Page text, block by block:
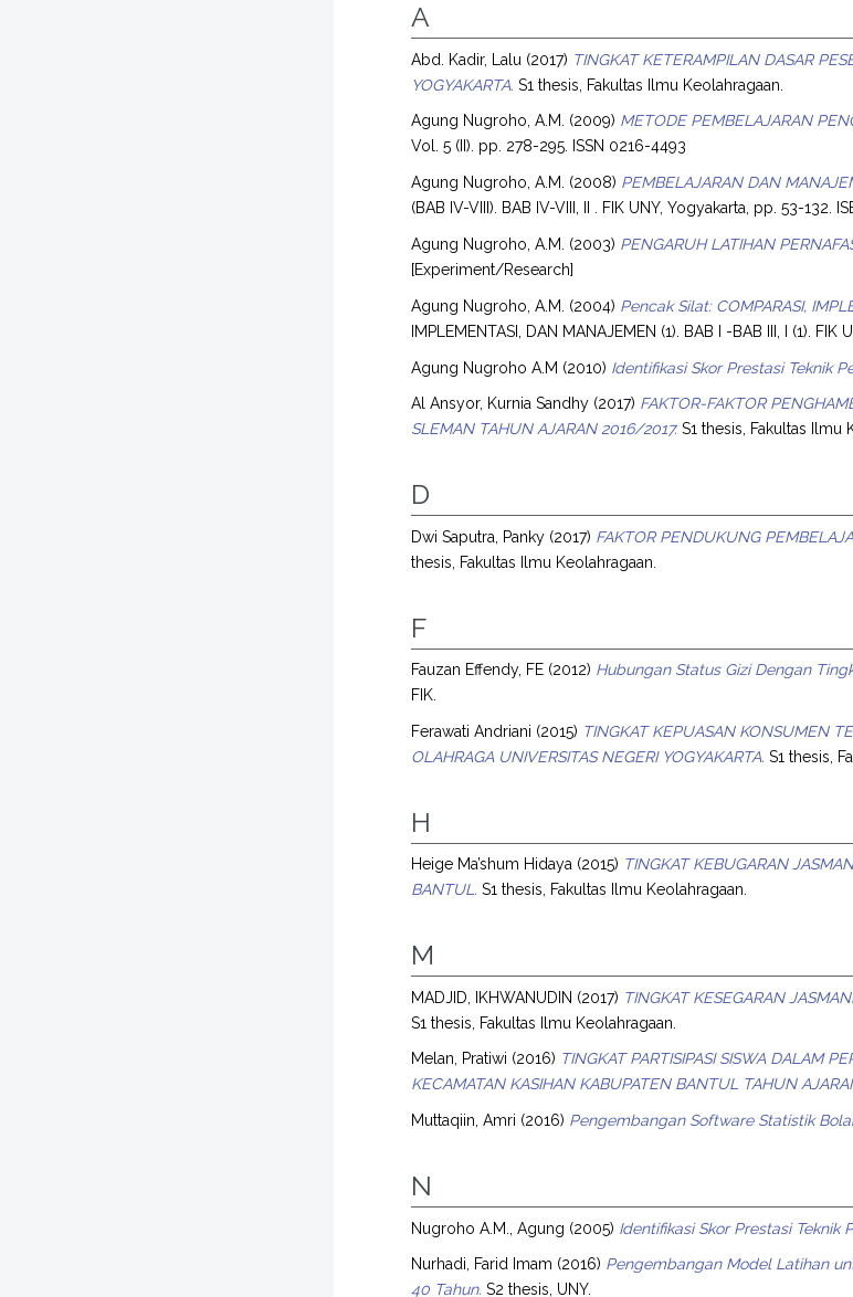
A
Abd. Kadir, Lalu (2017) TINGKAT KETERAMPILAN DASAR
YOGYAKARTA. S1 thesis, Fakultas Ilmu Keolahragaan.
Agung Nugroho, A.M. (2009) METODE PEMBELAJARAN
Vol. 5 (II). pp. 278-295. ISSN 0216-4493
Agung Nugroho, A.M. (2008) PEMBELAJARAN DAN
(BAB IV-VIII). BAB IV-VIII, II . FIK UNY, Yogyakarta, pp. 53-132.
Agung Nugroho, A.M. (2003) PENGARUH LATIHAN
[Experiment/Research]
Agung Nugroho, A.M. (2004) Pencak Silat: COMPARASI,
IMPLEMENTASI, DAN MANAJEMEN (1). BAB I -BAB III, I (1). FIK
Agung Nugroho A.M (2010) Identifikasi Skor Prestasi Teknik
Al Ansyor, Kurnia Sandhy (2017) FAKTOR-FAKTOR
SLEMAN TAHUN AJARAN 2016/2017. S1 thesis, Fakultas Ilmu
D
Dwi Saputra, Panky (2017) FAKTOR PENDUKUNG
thesis, Fakultas Ilmu Keolahragaan.
F
Fauzan Effendy, FE (2012) Hubungan Status Gizi Dengan
FIK.
Ferawati Andriani (2015) TINGKAT KEPUASAN KONSUMEN
OLAHRAGA UNIVERSITAS NEGERI YOGYAKARTA. S1 thesis,
H
Heige Ma’shum Hidaya (2015) TINGKAT KEBUGARAN
BANTUL. S1 thesis, Fakultas Ilmu Keolahragaan.
M
MADJID, IKHWANUDIN (2017) TINGKAT KESEGARAN
S1 thesis, Fakultas Ilmu Keolahragaan.
Melan, Pratiwi (2016) TINGKAT PARTISIPASI SISWA DALAM
KECAMATAN KASIHAN KABUPATEN BANTUL TAHUN
Muttaqiin, Amri (2016) Pengembangan Software Statistik
N
Nugroho A.M., Agung (2005) Identifikasi Skor Prestasi Teknik
Nurhadi, Farid Imam (2016) Pengembangan Model Latihan
40 Tahun. S2 thesis, UNY.